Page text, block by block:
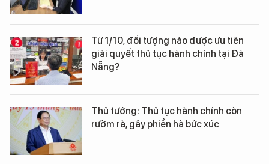
Từ 1/10, đối tượng nào được ưu tiên
giải quyết thủ tục hành chính tại Đà
Nẵng?
Thủ tướng: Thủ tục hành chính còn
rườm rà, gây phiền hà bức xúc